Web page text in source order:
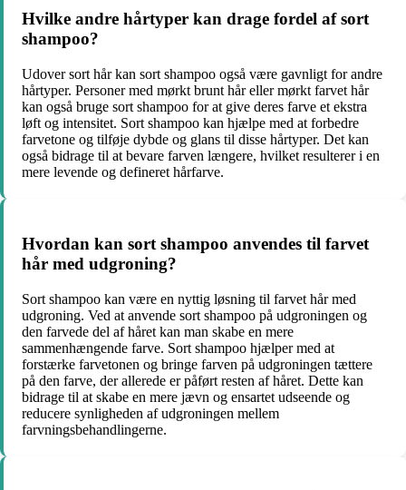
Hvilke andre hårtyper kan drage fordel af sort
shampoo?
Udover sort hår kan sort shampoo også være gavnligt for andre
hårtyper. Personer med mørkt brunt hår eller mørkt farvet hår
kan også bruge sort shampoo for at give deres farve et ekstra
løft og intensitet. Sort shampoo kan hjælpe med at forbedre
farvetone og tilføje dybde og glans til disse hårtyper. Det kan
også bidrage til at bevare farven længere, hvilket resulterer i en
mere levende og defineret hårfarve.
Hvordan kan sort shampoo anvendes til farvet
hår med udgroning?
Sort shampoo kan være en nyttig løsning til farvet hår med
udgroning. Ved at anvende sort shampoo på udgroningen og
den farvede del af håret kan man skabe en mere
sammenhængende farve. Sort shampoo hjælper med at
forstærke farvetonen og bringe farven på udgroningen tættere
på den farve, der allerede er påført resten af håret. Dette kan
bidrage til at skabe en mere jævn og ensartet udseende og
reducere synligheden af ​​udgroningen mellem
farvningsbehandlingerne.